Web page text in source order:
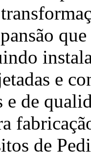
e
e de
de